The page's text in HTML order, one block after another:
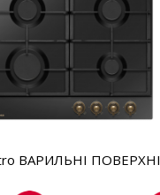
ВАРИЛЬНІ ПОВЕРХНІ